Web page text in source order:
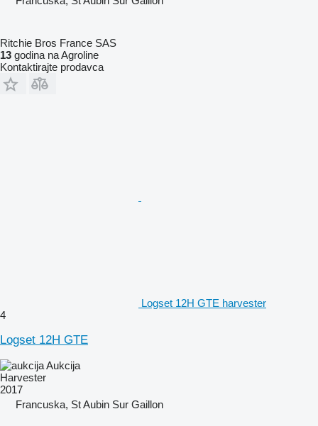
Ritchie Bros France SAS
13 godina na Agroline
Kontaktirajte prodavca
Logset 12H GTE harvester
4
Logset 12H GTE
Aukcija
Harvester
2017
Francuska, St Aubin Sur Gaillon